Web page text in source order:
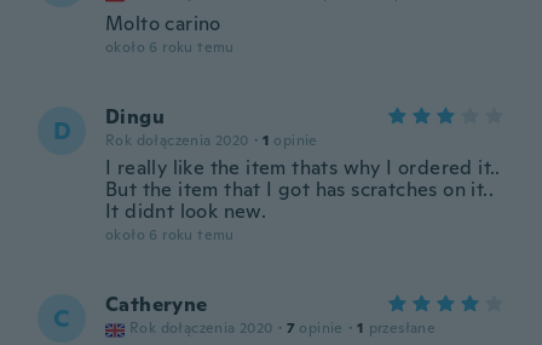
Molto carino
około 6 roku temu
D Dingu
Rok dołączenia 2020 · 1 opinie
I really like the item thats why I ordered it..
But the item that I got has scratches on it..
It didnt look new.
około 6 roku temu
C Catheryne
Rok dołączenia 2020 · 7 opinie · 1 przesłane